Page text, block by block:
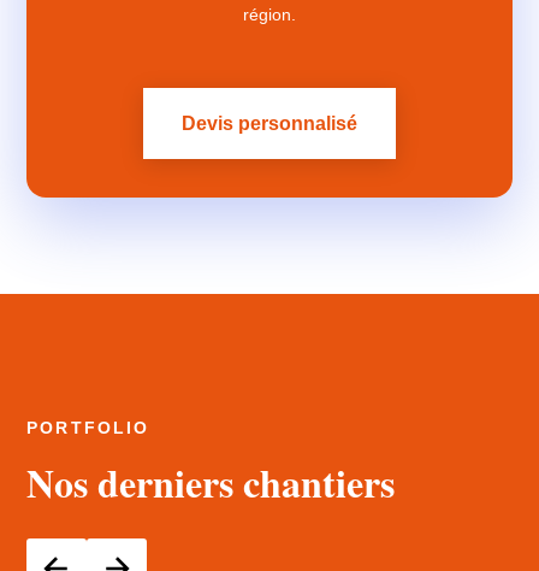
région.
Devis personnalisé
PORTFOLIO
Nos derniers chantiers